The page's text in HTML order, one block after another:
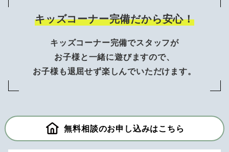
キッズコーナー完備だから安心！
キッズコーナー完備でスタッフが
お子様と一緒に遊びますので、
お子様も退屈せず楽しんでいただけます。
無料相談のお申し込みはこちら